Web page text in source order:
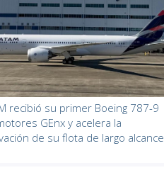
recibió su primer Boeing 787-9
GEnx y acelera la
de su flota de largo alcance